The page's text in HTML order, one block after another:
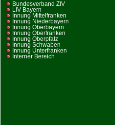
Bundesverband ZIV
LIV Bayern
Innung Mittelfranken
Innung Niederbayern
Innung Oberbayern
Innung Oberfranken
Innung Oberpfalz
Innung Schwaben
Innung Unterfranken
Interner Bereich